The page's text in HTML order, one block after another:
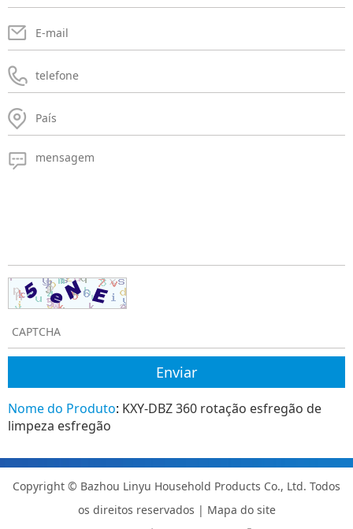
Nome do Produto: KXY-DBZ 360 rotação esfregão de
limpeza esfregão
Copyright © Bazhou Linyu Household Products Co., Ltd. Todos
os direitos reservados | Mapa do site